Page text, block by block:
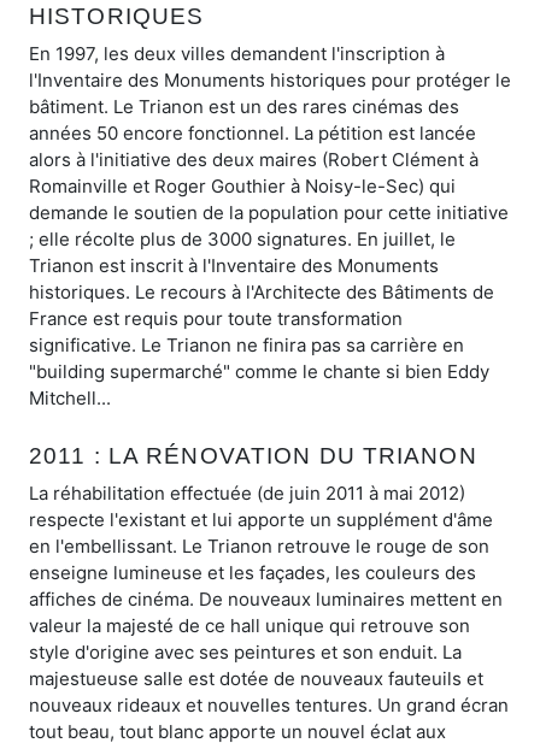
HISTORIQUES
En 1997, les deux villes demandent l'inscription à
l'Inventaire des Monuments historiques pour protéger le
bâtiment. Le Trianon est un des rares cinémas des
années 50 encore fonctionnel. La pétition est lancée
alors à l'initiative des deux maires (Robert Clément à
Romainville et Roger Gouthier à Noisy-le-Sec) qui
demande le soutien de la population pour cette initiative
; elle récolte plus de 3000 signatures. En juillet, le
Trianon est inscrit à l'Inventaire des Monuments
historiques. Le recours à l'Architecte des Bâtiments de
France est requis pour toute transformation
significative. Le Trianon ne finira pas sa carrière en
"building supermarché" comme le chante si bien Eddy
Mitchell...
2011 : LA RÉNOVATION DU TRIANON
La réhabilitation effectuée (de juin 2011 à mai 2012)
respecte l'existant et lui apporte un supplément d'âme
en l'embellissant. Le Trianon retrouve le rouge de son
enseigne lumineuse et les façades, les couleurs des
affiches de cinéma. De nouveaux luminaires mettent en
valeur la majesté de ce hall unique qui retrouve son
style d'origine avec ses peintures et son enduit. La
majestueuse salle est dotée de nouveaux fauteuils et
nouveaux rideaux et nouvelles tentures. Un grand écran
tout beau, tout blanc apporte un nouvel éclat aux